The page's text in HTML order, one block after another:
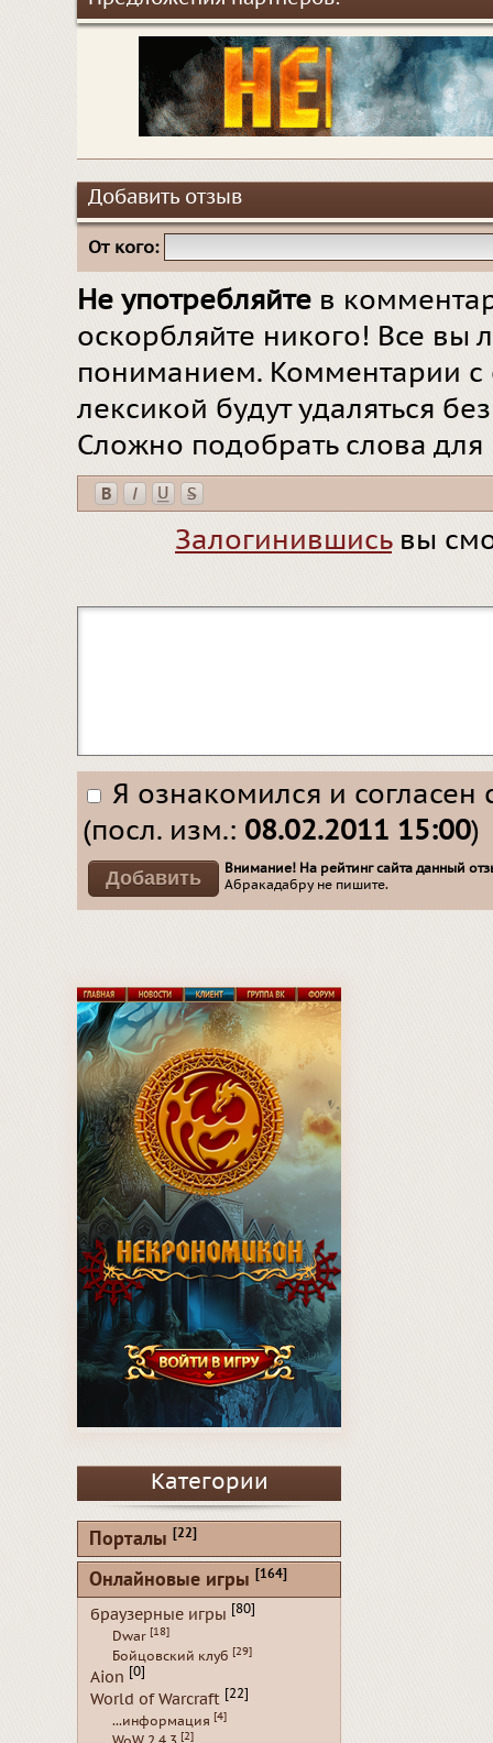
Добавить отзыв
От кого:
Не употребляйте в
оскорбляйте никого! Все вы
пониманием. Комментарии
лексикой будут удаляться
Сложно подобрать слова
Залогинившисьвы
Я ознакомился и согласен
(посл. изм.: 08.02.2011 15:00)
Внимание! На рейтинг сайта данный
Абракадабру не пишите.
Категории
Порталы [22]
Онлайновые игры [164]
браузерные игры [80]
Dwar [18]
Бойцовский клуб [29]
Aion [0]
World of Warcraft [22]
...информация [4]
[2]